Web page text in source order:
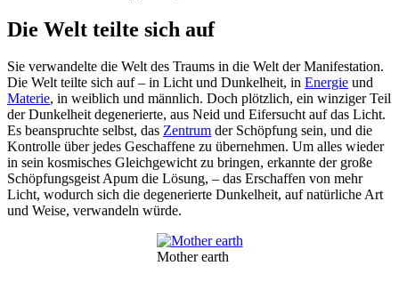
Die Welt teilte sich auf
Sie verwandelte die Welt des Traums in die Welt der Manifestation.
Die Welt teilte sich auf – in Licht und Dunkelheit, in Energie und
Materie, in weiblich und männlich. Doch plötzlich, ein winziger Teil
der Dunkelheit degenerierte, aus Neid und Eifersucht auf das Licht.
Es beanspruchte selbst, das Zentrum der Schöpfung sein, und die
Kontrolle über jedes Geschaffene zu übernehmen. Um alles wieder
in sein kosmisches Gleichgewicht zu bringen, erkannte der große
Schöpfungsgeist Apum die Lösung, – das Erschaffen von mehr
Licht, wodurch sich die degenerierte Dunkelheit, auf natürliche Art
und Weise, verwandeln würde.
Mother earth